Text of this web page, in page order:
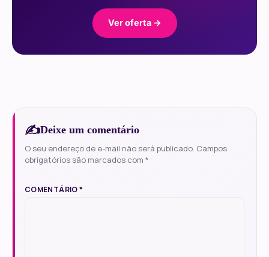
Ver oferta →
Deixe um comentário
O seu endereço de e-mail não será publicado. Campos
obrigatórios são marcados com *
COMENTÁRIO*